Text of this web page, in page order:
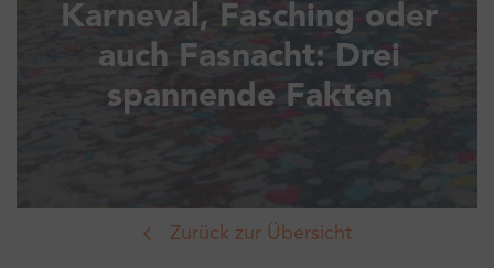
Karneval, Fasching oder
auch Fasnacht: Drei
spannende Fakten
Zurück zur Übersicht